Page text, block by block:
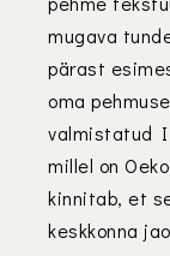
mugava
pärast
oma
valmistatud
millel on
kinnitab, et
keskkonna